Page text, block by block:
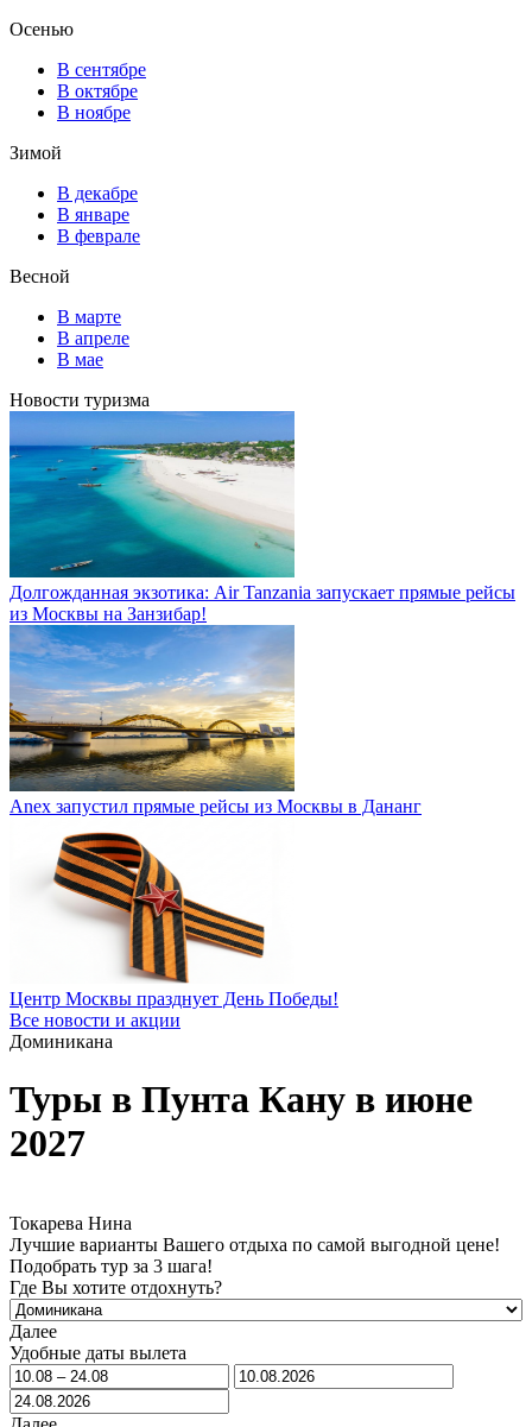
Осенью
В сентябре
В октябре
В ноябре
Зимой
В декабре
В январе
В феврале
Весной
В марте
В апреле
В мае
Новости туризма
Долгожданная экзотика: Air Tanzania запускает прямые рейсы
из Москвы на Занзибар!
Anex запустил прямые рейсы из Москвы в Дананг
Центр Москвы празднует День Победы!
Все новости и акции
Доминикана
Туры в Пунта Кану в июне
2027
Токарева Нина
Лучшие варианты Вашего отдыха по самой выгодной цене!
Подобрать тур за 3 шага!
Где Вы хотите отдохнуть?
Далее
Удобные даты вылета